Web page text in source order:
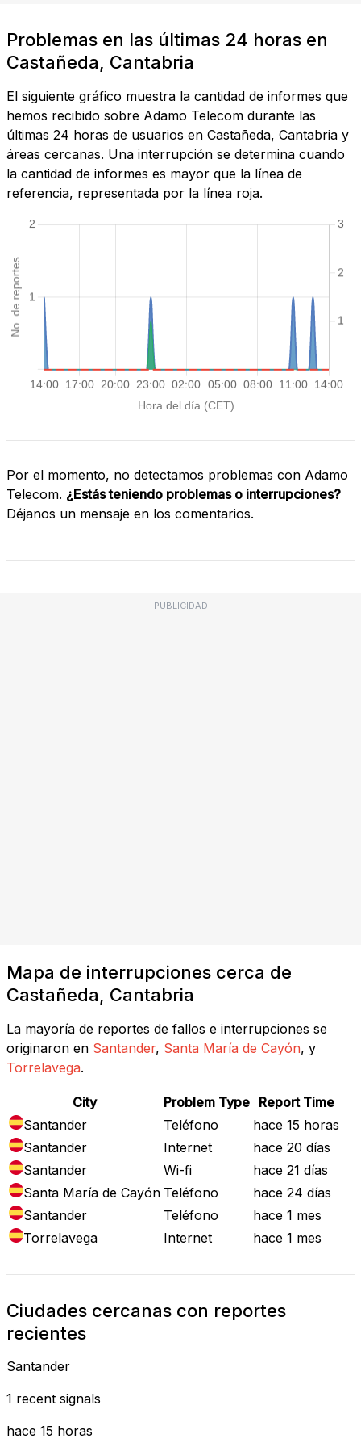
Problemas en las últimas 24 horas en
Castañeda, Cantabria
El siguiente gráfico muestra la cantidad de informes que
hemos recibido sobre Adamo Telecom durante las
últimas 24 horas de usuarios en Castañeda, Cantabria y
áreas cercanas. Una interrupción se determina cuando
la cantidad de informes es mayor que la línea de
referencia, representada por la línea roja.
Por el momento, no detectamos problemas con Adamo
Telecom. ¿Estás teniendo problemas o interrupciones?
Déjanos un mensaje en los comentarios.
PUBLICIDAD
Mapa de interrupciones cerca de
Castañeda, Cantabria
La mayoría de reportes de fallos e interrupciones se
originaron en Santander, Santa María de Cayón, y
Torrelavega.
City Problem Type Report Time
Santander
Teléfono
hace 15 horas
Santander
Internet
hace 20 días
Santander
Wi-fi
hace 21 días
Santa María de Cayón Teléfono
hace 24 días
Santander
Teléfono
hace 1 mes
Torrelavega
Internet hace 1 mes
Ciudades cercanas con reportes
recientes
Santander
1 recent signals
hace 15 horas